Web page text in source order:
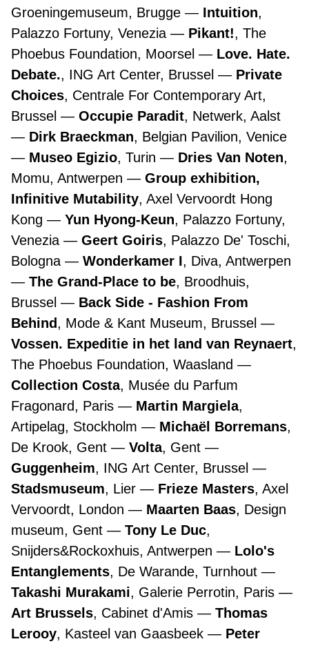
Groeningemuseum, Brugge
Intuition,
Palazzo Fortuny, Venezia
Pikant!, The
Phoebus Foundation, Moorsel
Love. Hate.
Debate., ING Art Center, Brussel
Private
Choices, Centrale For Contemporary Art,
Brussel
Occupie Paradit, Netwerk, Aalst
Dirk Braeckman, Belgian Pavilion, Venice
Museo Egizio, Turin Dries Van Noten,
Momu, Antwerpen
Group exhibition,
Infinitive Mutability, Axel Vervoordt Hong
Kong
Yun Hyong-Keun, Palazzo Fortuny,
Venezia
Geert Goiris, Palazzo De' Toschi,
Bologna
Wonderkamer I, Diva, Antwerpen
The Grand-Place to be, Broodhuis,
Brussel
Back Side - Fashion From
Behind, Mode & Kant Museum, Brussel
Vossen. Expeditie in het land van Reynaert,
The Phoebus Foundation, Waasland
Collection Costa, Musée du Parfum
Fragonard, Paris
Martin Margiela,
Artipelag, Stockholm
Michaël Borremans,
De Krook, Gent
Volta, Gent
Guggenheim, ING Art Center, Brussel
Stadsmuseum, Lier Frieze Masters, Axel
Vervoordt, London
Maarten Baas, Design
museum, Gent
Tony Le Duc,
Snijders&Rockoxhuis, Antwerpen
Lolo's
Entanglements, De Warande, Turnhout
Takashi Murakami, Galerie Perrotin, Paris
Art Brussels, Cabinet d'Amis
Thomas
Lerooy, Kasteel van Gaasbeek
Peter